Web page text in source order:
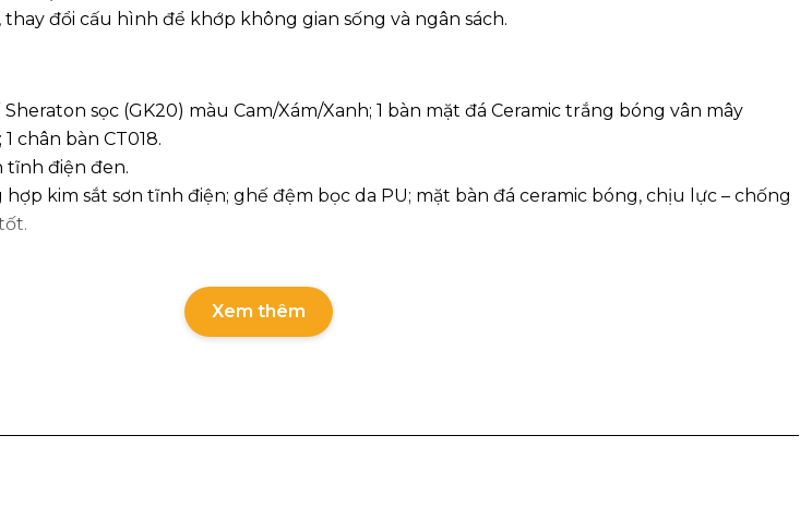
đổi cấu hình để khớp không gian sống và ngân sách.
sọc (GK20) màu Cam/Xám/Xanh; 1 bàn mặt đá Ceramic trắng bóng vân mây
1 chân bàn CT018.
tĩnh điện đen.
kim sắt sơn tĩnh điện; ghế đệm bọc da PU; mặt bàn đá ceramic bóng, chịu lực – chống
Xem thêm